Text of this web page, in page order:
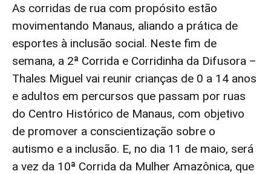
As corridas de rua com propósito estão
movimentando Manaus, aliando a prática de
esportes à inclusão social. Neste fim de
semana, a 2ª Corrida e Corridinha da Difusora –
Thales Miguel vai reunir crianças de 0 a 14 anos
e adultos em percursos que passam por ruas
do Centro Histórico de Manaus, com objetivo
de promover a conscientização sobre o
autismo e a inclusão. E, no dia 11 de maio, será
a vez da 10ª Corrida da Mulher Amazônica, que